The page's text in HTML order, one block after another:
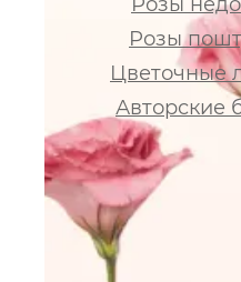
Розы
Цветочные
Авторские